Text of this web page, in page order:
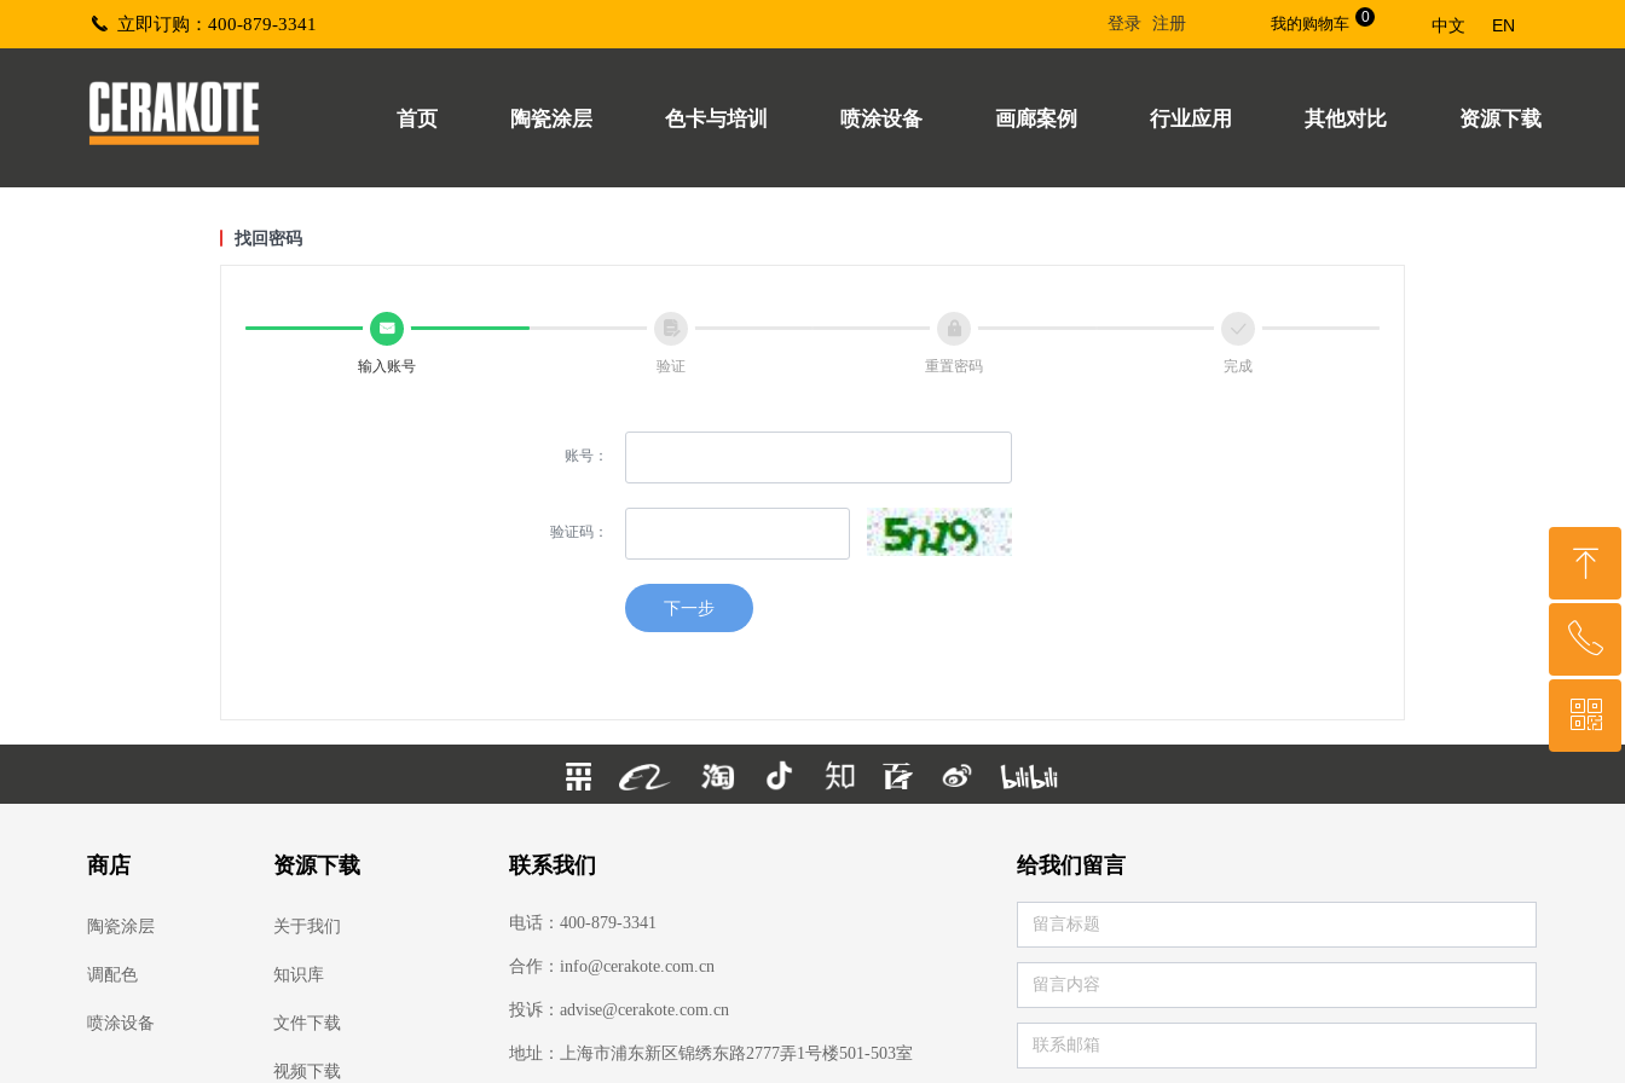
首页 陶瓷涂层 色卡与培训 喷涂设备 画廊案例 行业应用 其他对比 资源下载
끅 立即订购：400-879-3341 登录 注册 我的购物车 0 中文 EN
找回密码
낂
输入账号
넖
验证
넱
重置密码
ꀘ
完成
账号：
验证码：
下一步
商店
陶瓷涂层
调配色
喷涂设备
资源下载
关于我们
知识库
文件下载
视频下载
给我们留言
联系我们
电话：400-879-3341
合作：info@cerakote.com.cn
投诉：advise@cerakote.com.cn
地址：上海市浦东新区锦绣东路2777弄1号楼501-503室
ꁸ
回到顶部
ꂅ
400-879-3341
ꀥ